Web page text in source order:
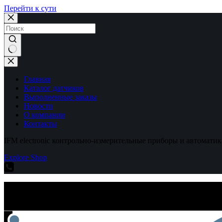
Перейти к сути
Ничего
не
найденоГлавная
Каталог датчиков
Выполненные заказы
Новости
О компании
Контакты
IFM electronic контрольно-измерительные приборы и
Explore Shop